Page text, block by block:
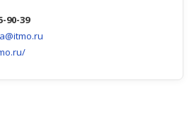
90-39